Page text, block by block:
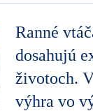
Ranné
dosahujú
životoch.
výhra vo